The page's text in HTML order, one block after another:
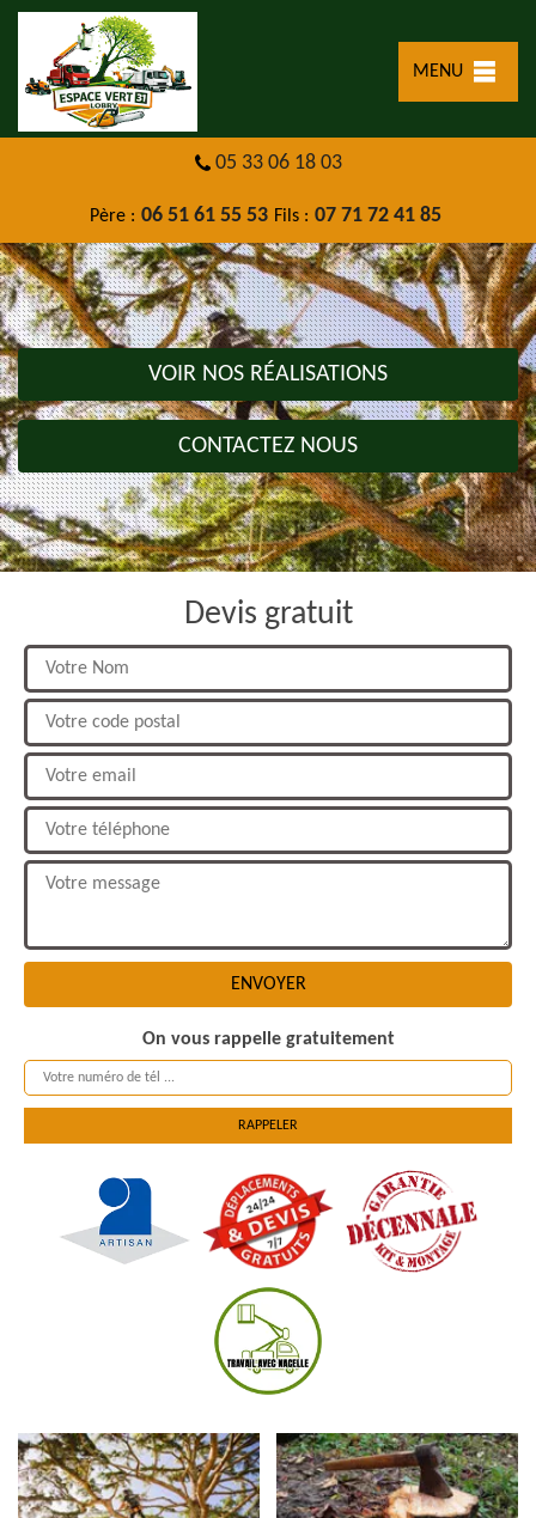
MENU
05 33 06 18 03
Père : 06 51 61 55 53 Fils : 07 71 72 41 85
VOIR NOS RÉALISATIONS
CONTACTEZ NOUS
Devis gratuit
On vous rappelle gratuitement